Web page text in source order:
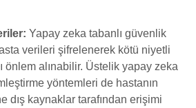
Yapay zeka tabanlı güvenlik
verileri şifrelenerek kötü niyetli
önlem alınabilir. Üstelik yapay zeka
yöntemleri de hastanın
dış kaynaklar tarafından erişimi